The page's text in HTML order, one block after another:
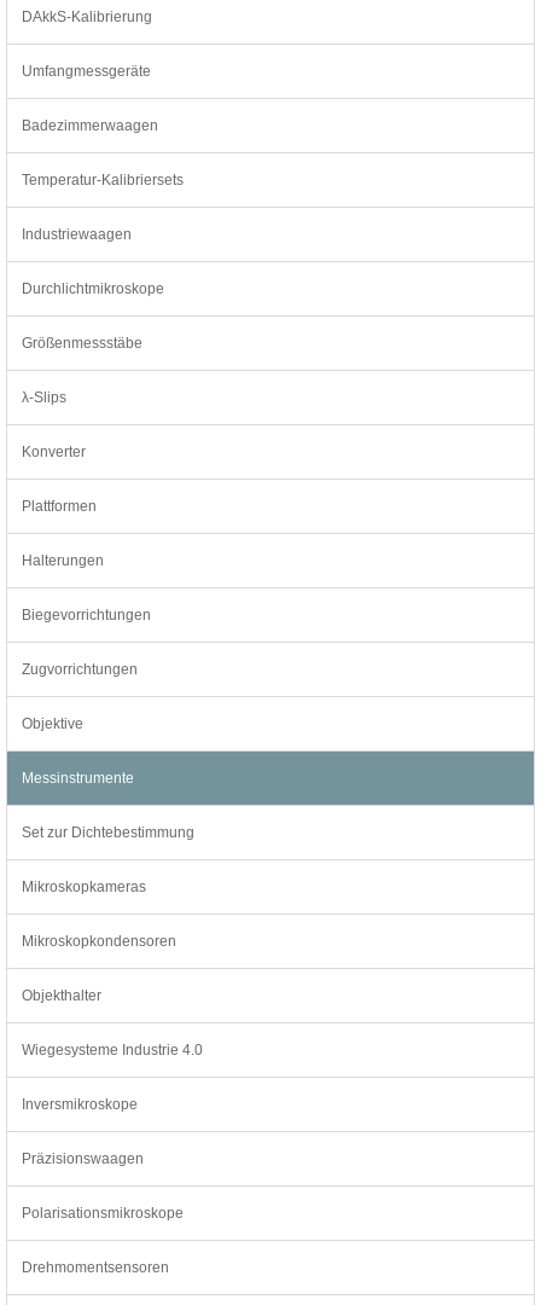
DAkkS-Kalibrierung
Umfangmessgeräte
Badezimmerwaagen
Temperatur-Kalibriersets
Industriewaagen
Durchlichtmikroskope
Größenmessstäbe
λ-Slips
Konverter
Plattformen
Halterungen
Biegevorrichtungen
Zugvorrichtungen
Objektive
Messinstrumente
Set zur Dichtebestimmung
Mikroskopkameras
Mikroskopkondensoren
Objekthalter
Wiegesysteme Industrie 4.0
Inversmikroskope
Präzisionswaagen
Polarisationsmikroskope
Drehmomentsensoren